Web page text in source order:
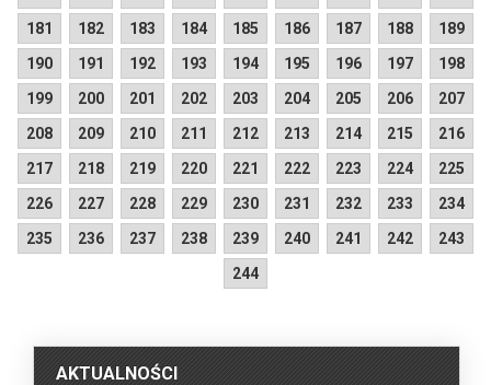
181
182 183 184 185 186 187 188
189
190
191 192 193 194 195 196 197
198
199
200 201 202 203 204 205 206
207
208
209 210 211 212 213 214 215
216
217
218 219 220 221 222 223 224
225
226
227 228 229 230 231 232 233
234
235
236 237 238 239 240 241 242
243
244
AKTUALNOŚCI